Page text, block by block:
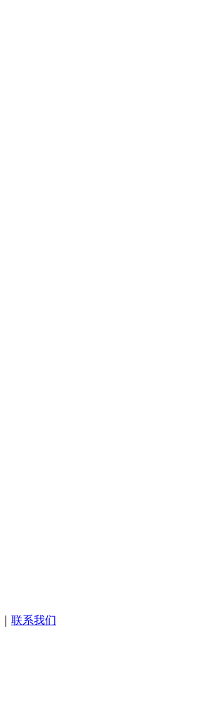
联系我们